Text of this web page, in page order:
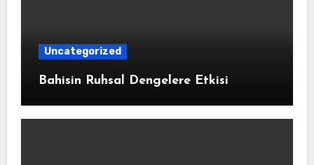
Uncategorized
Bahisin Ruhsal Dengelere Etkisi